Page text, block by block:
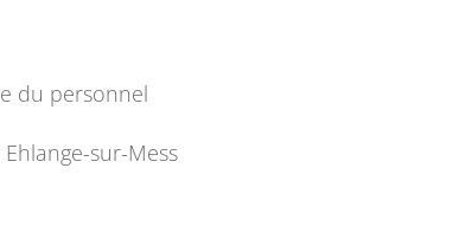
du personnel
sur-Mess